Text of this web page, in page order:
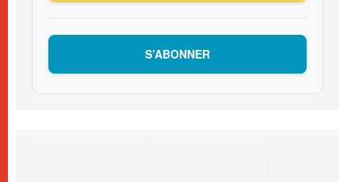
S’ABONNER